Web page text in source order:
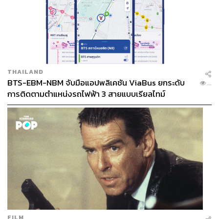
THAILAND
BTS-EBM-NBM จับมือแอปพลิเคชัน ViaBus ยกระดับ
การติดตามตำแหน่งรถไฟฟ้า 3 สายแบบเรียลไทม์
...